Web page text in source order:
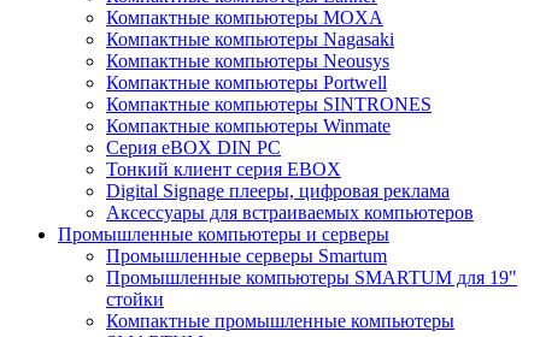
Компактные компьютеры MOXA
Компактные компьютеры Nagasaki
Компактные компьютеры Neousys
Компактные компьютеры Portwell
Компактные компьютеры SINTRONES
Компактные компьютеры Winmate
Серия eBOX DIN PC
Тонкий клиент серия EBOX
Digital Signage плееры, цифровая реклама
Аксессуары для встраиваемых компьютеров
Промышленные компьютеры и серверы
Промышленные серверы Smartum
Промышленные компьютеры SMARTUM для 19"
стойки
Компактные промышленные компьютеры